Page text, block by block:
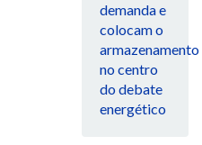
demanda e
colocam o
armazenamento
no centro
do debate
energético